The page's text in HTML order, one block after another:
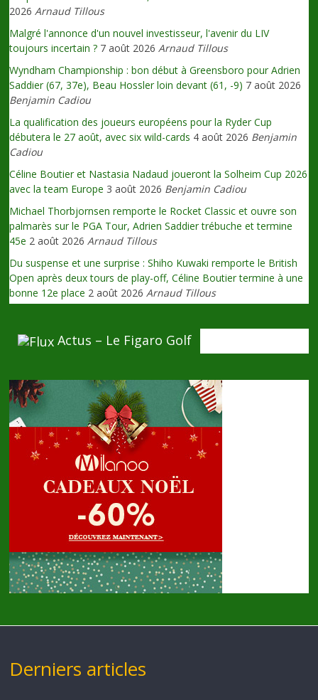
2026 Arnaud Tillous
Malgré l'annonce d'un nouvel investisseur, l'avenir du LIV
toujours incertain ? 7 août 2026 Arnaud Tillous
Wyndham Championship : bon début à Greensboro pour Adrien
Saddier (67, 37e), Beau Hossler loin devant (61, -9) 7 août 2026
Benjamin Cadiou
La qualification des joueurs européens pour la Ryder Cup
débutera le 27 août, avec six wild-cards 4 août 2026 Benjamin
Cadiou
Céline Boutier et Nastasia Nadaud joueront la Solheim Cup 2026
avec la team Europe 3 août 2026 Benjamin Cadiou
Michael Thorbjornsen remporte le Rocket Classic et ouvre son
palmarès sur le PGA Tour, Adrien Saddier trébuche et termine
45e 2 août 2026 Arnaud Tillous
Du suspense et une surprise : Shiho Kuwaki remporte le British
Open après deux tours de play-off, Céline Boutier termine à une
bonne 12e place 2 août 2026 Arnaud Tillous
Actus – Le Figaro Golf
Derniers articles